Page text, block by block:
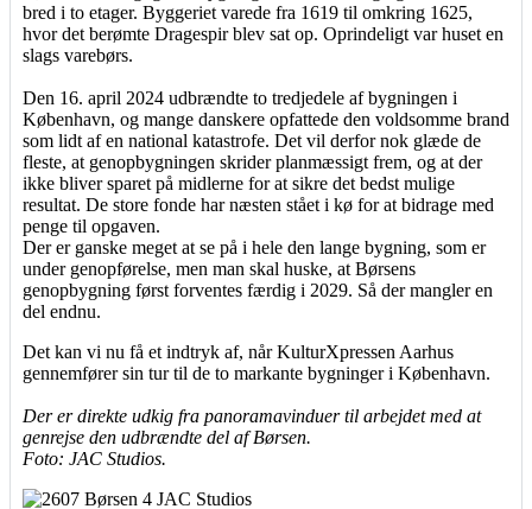
bred i to etager. Byggeriet varede fra 1619 til omkring 1625,
hvor det berømte Dragespir blev sat op. Oprindeligt var huset en
slags varebørs.
Den 16. april 2024 udbrændte to tredjedele af bygningen i
København, og mange danskere opfattede den voldsomme brand
som lidt af en national katastrofe. Det vil derfor nok glæde de
fleste, at genopbygningen skrider planmæssigt frem, og at der
ikke bliver sparet på midlerne for at sikre det bedst mulige
resultat. De store fonde har næsten stået i kø for at bidrage med
penge til opgaven.
Der er ganske meget at se på i hele den lange bygning, som er
under genopførelse, men man skal huske, at Børsens
genopbygning først forventes færdig i 2029. Så der mangler en
del endnu.
Det kan vi nu få et indtryk af, når KulturXpressen Aarhus
gennemfører sin tur til de to markante bygninger i København.
Der er direkte udkig fra panoramavinduer til arbejdet med at
genrejse den udbrændte del af Børsen.
Foto: JAC Studios.